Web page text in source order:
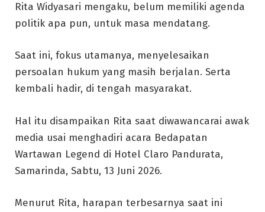
Rita Widyasari mengaku, belum memiliki agenda
politik apa pun, untuk masa mendatang.
Saat ini, fokus utamanya, menyelesaikan
persoalan hukum yang masih berjalan. Serta
kembali hadir, di tengah masyarakat.
Hal itu disampaikan Rita saat diwawancarai awak
media usai menghadiri acara Bedapatan
Wartawan Legend di Hotel Claro Pandurata,
Samarinda, Sabtu, 13 Juni 2026.
Menurut Rita, harapan terbesarnya saat ini